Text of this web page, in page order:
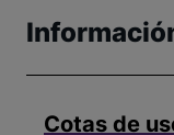
Cotas de